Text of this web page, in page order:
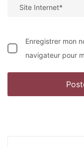
Enregistrer mon
navigateur pour